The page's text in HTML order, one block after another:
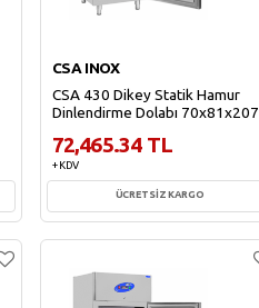
CSA INOX
CSA 430 Dikey Statik Hamur
Dinlendirme Dolabı 70x81x207
72,465.34 TL
+ KDV
ÜCRETSİZ KARGO
Sepete Ekle